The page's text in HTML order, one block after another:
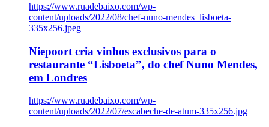
https://www.ruadebaixo.com/wp-
content/uploads/2022/08/chef-nuno-mendes_lisboeta-
335x256.jpeg
Niepoort cria vinhos exclusivos para o
restaurante “Lisboeta”, do chef Nuno Mendes,
em Londres
https://www.ruadebaixo.com/wp-
content/uploads/2022/07/escabeche-de-atum-335x256.jpg